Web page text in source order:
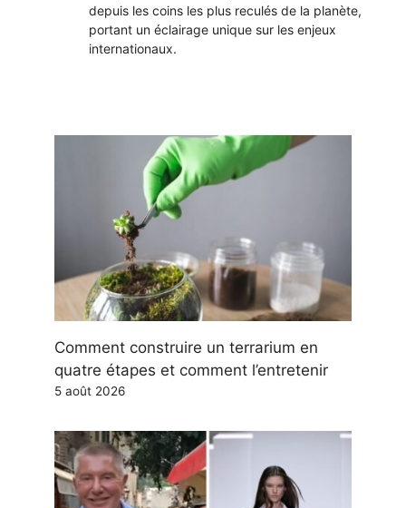
depuis les coins les plus reculés de la planète,
portant un éclairage unique sur les enjeux
internationaux.
Comment construire un terrarium en
quatre étapes et comment l’entretenir
5 août 2026